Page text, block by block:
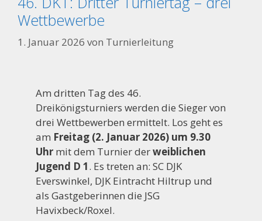
Wettbewerbe
1. Januar 2026 von Turnierleitung
Am dritten Tag des 46.
Dreikönigsturniers werden die Sieger von
drei Wettbewerben ermittelt. Los geht es
am Freitag (2. Januar 2026) um 9.30
Uhr mit dem Turnier derweiblichen
Jugend D 1. Es treten an: SC DJK
Everswinkel, DJK Eintracht Hiltrup und
als Gastgeberinnen die JSG
Havixbeck/Roxel.